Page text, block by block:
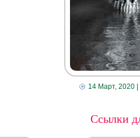
14 Март, 2020
Ссылки